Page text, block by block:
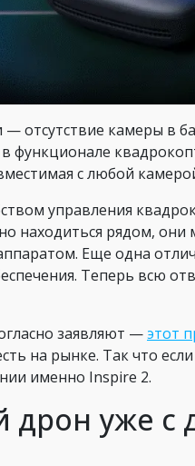
отсутствие камеры в
функционале
с любой
управления
находиться рядом, они
Еще одна
Теперь всю
заявляют —этот
на рынке. Так что
именно Inspire 2.
дрон уже с